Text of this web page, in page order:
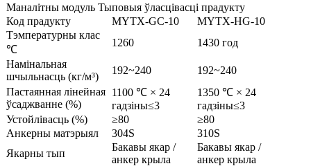
Маналітны модуль Тыповыя ўласцівасці прадукту
Код прадукту
MYTX-GC-10
MYTX-HG-10
Тэмпературны клас
℃
1260
1430 год
Намінальная
шчыльнасць (кг/м³)
192~240
192~240
Пастаянная лінейная
ўсаджванне (%)
1100 ℃ × 24
гадзіны≤3
1350 ℃ × 24
гадзіны≤3
Устойлівасць (%)
≥80
≥80
Анкерны матэрыял
304S
310S
Якарны тып
Бакавы якар /
анкер крыла
Бакавы якар /
анкер крыла